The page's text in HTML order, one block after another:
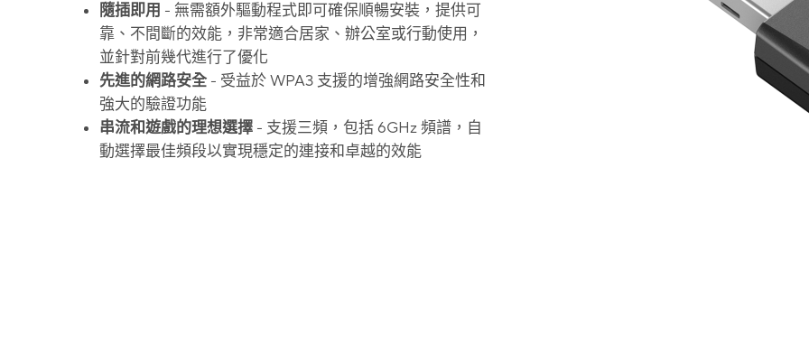
隨插即用 - 無需額外驅動程式即可確保順暢安裝，提供可
靠、不間斷的效能，非常適合居家、辦公室或行動使用，
並針對前幾代進行了優化
先進的網路安全 - 受益於 WPA3 支援的增強網路安全性和
強大的驗證功能
串流和遊戲的理想選擇 - 支援三頻，包括 6GHz 頻譜，自
動選擇最佳頻段以實現穩定的連接和卓越的效能